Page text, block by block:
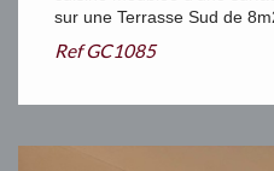
sur une Terrasse Sud de
RefGC1085